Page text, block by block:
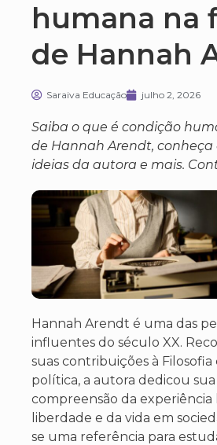
humana na
de Hannah
Saraiva Educação julho 2, 2026
Saiba o que é condição
de Hannah Arendt, conheça
ideias da autora e mais.
Hannah Arendt é uma das
influentes do século XX.
suas contribuições à Filosofia
política, a autora dedicou sua
compreensão da experiência
liberdade e da vida em
se uma referência para